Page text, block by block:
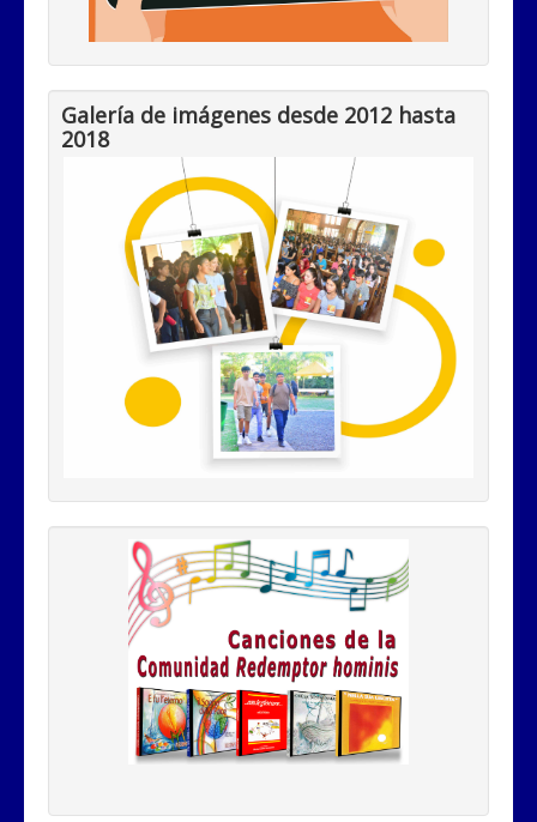
Galería de imágenes desde 2012 hasta
2018